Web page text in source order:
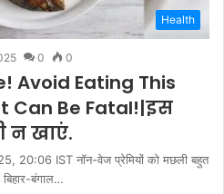
Health
0 0
Avoid Eating This
Can Be Fatal!|इस
न खाएं.
IST नॉन-वेज प्रेमियों को मछली बहुत
बंगाल…